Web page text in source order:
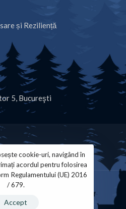
și Reziliență
5, Bucureşti
cookie-uri, navigând în
acordul pentru folosirea
Regulamentului (UE) 2016
/ 679.
Accept